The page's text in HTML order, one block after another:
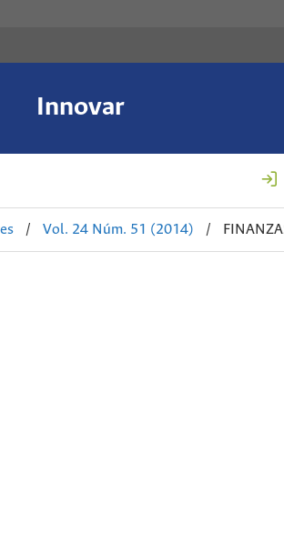
Innovar
/ Vol. 24 Núm. 51 (2014) /